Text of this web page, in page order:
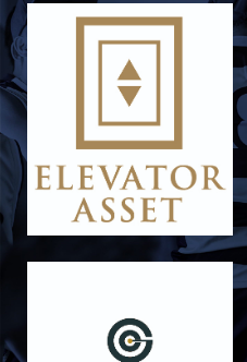
6月20日 花園大学
2026/06/16
6月14日 島津製作所
2026/06/16
STAFF
6月13日 名城大学
2026/06/12
STAFF
【Rits Familyのバトン
STAFF
【「イヤーブック2026
2026/05/31
STAFF
5月31日 関西学院大学AB